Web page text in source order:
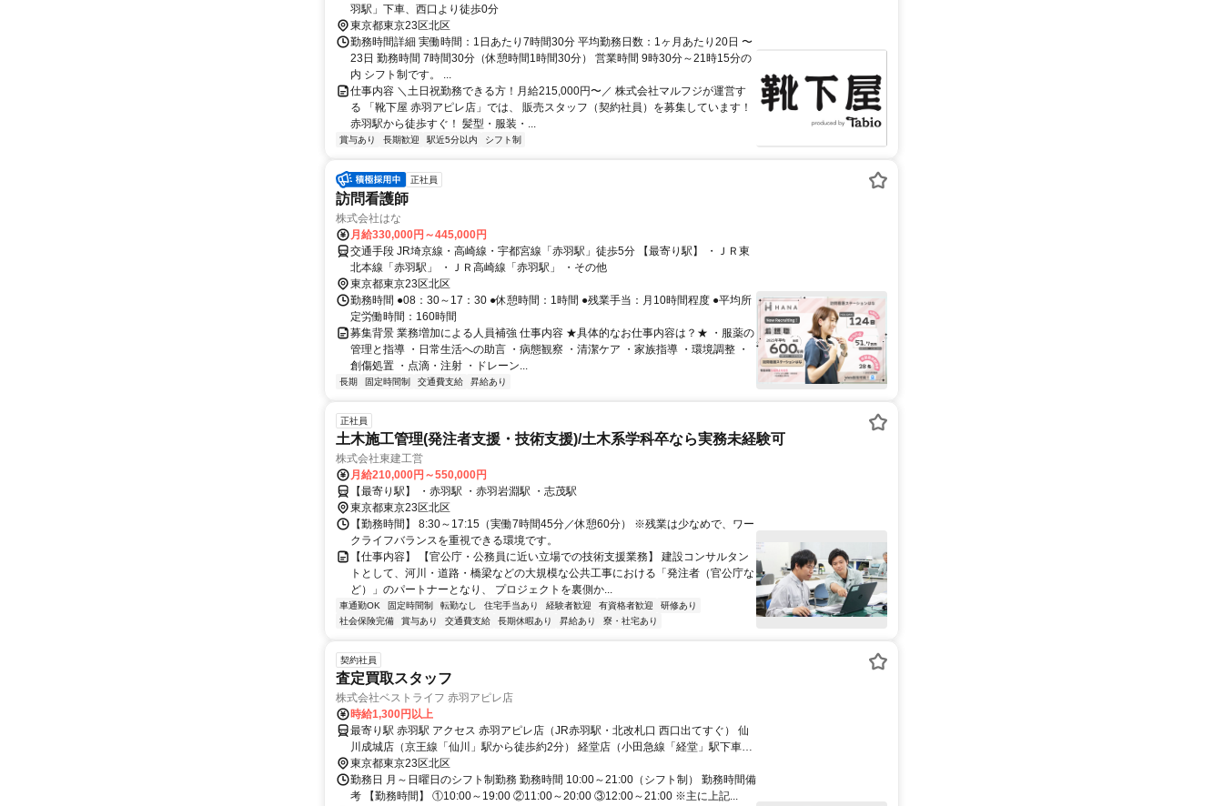
羽駅」下車、西口より徒歩0分
東京都東京23区北区
勤務時間詳細 実働時間：1日あたり7時間30分 平均勤務日数：1ヶ月あたり20日 〜
23日 勤務時間 7時間30分（休憩時間1時間30分） 営業時間 9時30分～21時15分の
内 シフト制です。 ...
仕事内容 ＼土日祝勤務できる方！月給215,000円〜／ 株式会社マルフジが運営す
る 「靴下屋 赤羽アピレ店」では、 販売スタッフ（契約社員）を募集しています！
赤羽駅から徒歩すぐ！ 髪型・服装・...
賞与あり 長期歓迎 駅近5分以内 シフト制
正社員
訪問看護師
株式会社はな
月給330,000円～445,000円
交通手段 JR埼京線・高崎線・宇都宮線「赤羽駅」徒歩5分 【最寄り駅】 ・ＪＲ東
北本線「赤羽駅」 ・ＪＲ高崎線「赤羽駅」 ・その他
東京都東京23区北区
勤務時間 ●08：30～17：30 ●休憩時間：1時間 ●残業手当：月10時間程度 ●平均所
定労働時間：160時間
募集背景 業務増加による人員補強 仕事内容 ★具体的なお仕事内容は？★ ・服薬の
管理と指導 ・日常生活への助言 ・病態観察 ・清潔ケア ・家族指導 ・環境調整 ・
創傷処置 ・点滴・注射 ・ドレーン...
長期 固定時間制 交通費支給 昇給あり
正社員
土木施工管理(発注者支援・技術支援)/土木系学科卒なら実務未経験可
株式会社東建工営
月給210,000円～550,000円
【最寄り駅】 ・赤羽駅 ・赤羽岩淵駅 ・志茂駅
東京都東京23区北区
【勤務時間】 8:30～17:15（実働7時間45分／休憩60分） ※残業は少なめで、ワー
クライフバランスを重視できる環境です。
【仕事内容】 【官公庁・公務員に近い立場での技術支援業務】 建設コンサルタン
トとして、河川・道路・橋梁などの大規模な公共工事における「発注者（官公庁な
ど）」のパートナーとなり、 プロジェクトを裏側か...
車通勤OK 固定時間制 転勤なし 住宅手当あり 経験者歓迎 有資格者歓迎
研修あり
社会保険完備
賞与あり 交通費支給 長期休暇あり 昇給あり 寮・社宅あり
契約社員
査定買取スタッフ
株式会社ベストライフ 赤羽アピレ店
時給1,300円以上
最寄り駅 赤羽駅 アクセス 赤羽アピレ店（JR赤羽駅・北改札口 西口出てすぐ） 仙
川成城店（京王線「仙川」駅から徒歩約2分） 経堂店（小田急線「経堂」駅下車徒
歩2分） 駅チカ＆アクセス良好なため、ライフスタイルに無理なく溶け込めます。
東京都東京23区北区
勤務日 月～日曜日のシフト制勤務 勤務時間 10:00～21:00（シフト制） 勤務時間備
考 【勤務時間】 ①10:00～19:00 ②11:00～20:00 ③12:00～21:00 ※主に上記...